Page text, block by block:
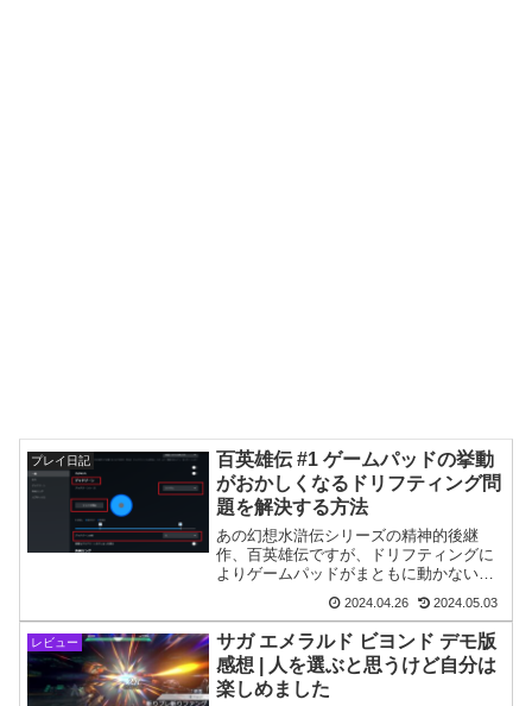
プレイ日記
百英雄伝 #1 ゲームパッドの挙動
がおかしくなるドリフティング問
題を解決する方法
あの幻想水滸伝シリーズの精神的後継
作、百英雄伝ですが、ドリフティングに
よりゲームパッドがまともに動かないと
いう問題がありますので解決方法をご紹
2024.04.26 2024.05.03
レビュー
サガ エメラルド ビヨンド デモ版
感想 | 人を選ぶと思うけど自分は
楽しめました